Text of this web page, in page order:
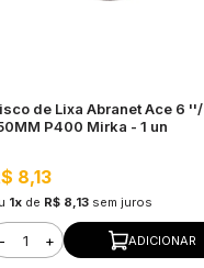
de Lixa Abranet Ace 6 ''/
P400 Mirka - 1 un
8,13
1xde R$ 8,13 sem juros
- + ADICIONAR